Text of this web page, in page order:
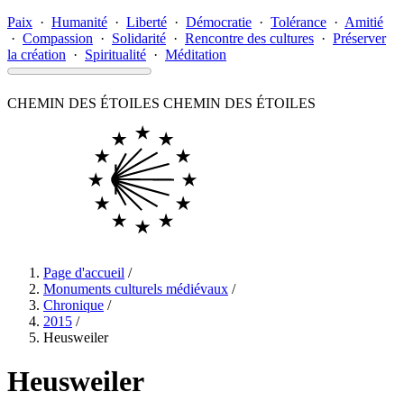
Paix · Humanité · Liberté · Démocratie · Tolérance · Amitié
· Compassion · Solidarité · Rencontre des cultures · Préserver
la création · Spiritualité · Méditation
CHEMIN DES ÉTOILES CHEMIN DES ÉTOILES
Page d'accueil /
Monuments culturels médiévaux /
Chronique /
2015 /
Heusweiler
Heusweiler